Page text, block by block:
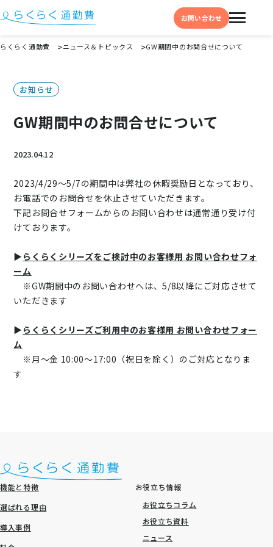
お問い合わせ
選ばれる理由
事例
料金
よくある質問
お役立ち情報
ニュース
導入効果シミュレーション
らくらく通勤費 ニュース＆トピックス GW期間中のお問合せについて
お知らせ
GW期間中のお問合せについて
2023.04.12
2023/4/29～5/7の期間中は弊社の休暇奨励日となっており、
お電話でのお問合せを休止させていただきます。
下記お問合せフォームからのお問い合わせは通常通り受け付
けております。
▶ らくらくシリーズをご検討中のお客様用 お問い合わせフォ
ーム
※GW期間中のお問い合わせへは、5/8以降にご対応させて
いただきます
▶ らくらくシリーズご利用中のお客様用 お問い合わせフォー
ム
※月～金 10:00～17:00（祝日を除く）のご対応となりま
す
機能と特徴
選ばれる理由
導入事例
お役立ち情報
お役立ちコラム
お役立ち資料
ニュース